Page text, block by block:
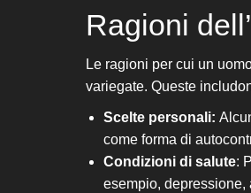
Ragioni
Le ragioni per cui un
variegate. Queste
Scelte personali:
come forma di
Condizioni di salute:
esempio,